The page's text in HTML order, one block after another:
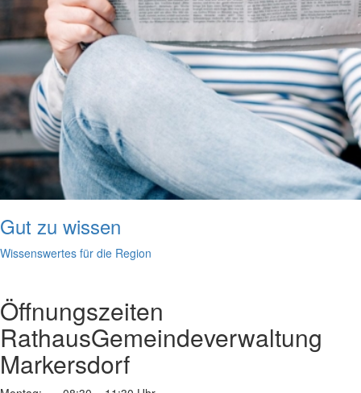
Gut zu wissen
Wissenswertes für die Region
Öffnungszeiten
RathausGemeindeverwaltung
Markersdorf